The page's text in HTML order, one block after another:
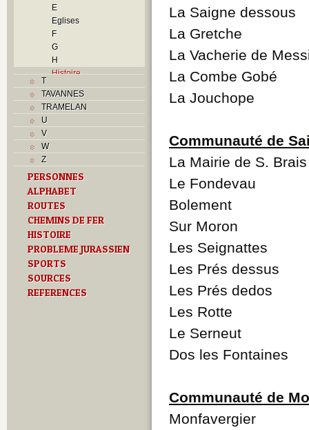
E
Eglises
F
G
H
Histoire
J
L
R
S
T
Textes
U
T
TAVANNES
TRAMELAN
U
V
W
Z
PERSONNES
ALPHABET
ROUTES
CHEMINS DE FER
HISTOIRE
PROBLEME JURASSIEN
SPORTS
SOURCES
REFERENCES
La Saigne dessous
La Gretche
La Vacherie de
La Combe Gobé
La Jouchope
Communauté de
La Mairie de S. Brais
Le Fondevau
Bolement
Sur Moron
Les Seignattes
Les Prés dessus
Les Prés dedos
Les Rotte
Le Serneut
Dos les Fontaines
Communauté de
Monfavergier